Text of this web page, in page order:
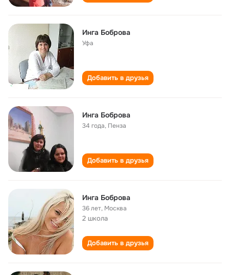
Инга Боброва
Уфа
Добавить в друзья
Инга Боброва
34 года, Пенза
Добавить в друзья
Инга Боброва
36 лет, Москва
2 школа
Добавить в друзья